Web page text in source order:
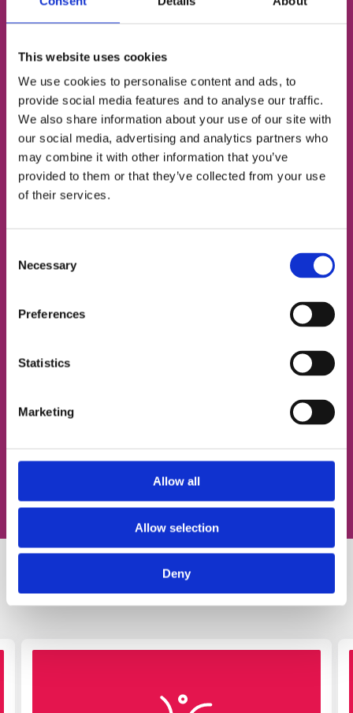
This website uses cookies
We use cookies to personalise content and ads, to
provide social media features and to analyse our traffic.
We also share information about your use of our site with
our social media, advertising and analytics partners who
may combine it with other information that you’ve
provided to them or that they’ve collected from your use
of their services.
Selection
Necessary
Preferences
Statistics
Marketing
Allow all
Allow selection
Deny
Подберём подходящий тип занятий
Познакомим с твоим будущим френд-
тичером
ИМЯ
Записаться на урок
Похожие статьи